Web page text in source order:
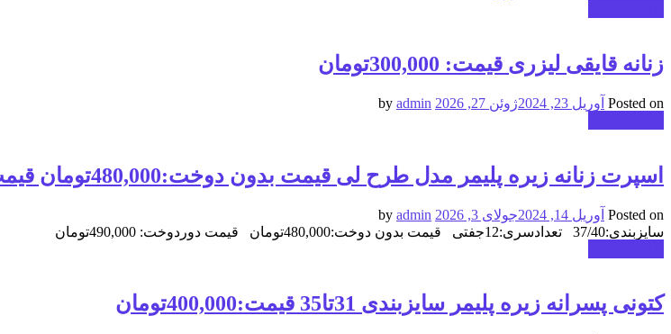
زنانه قایقی لیزری قیمت: 300,000تومان
Posted on آوریل 23, 2024 ژوئن 27, 2026
admin
اسپرت زنانه زیره پلیمر مدل طرح لی قیمت بدون دوخت:480,000تومان قیمت دوردوخت: 490,000تومان
Posted on آوریل 14, 2024 جولای 3, 2026
admin
سایزبندی:37/40 تعدادسری:12جفتی قیمت بدون دوخت:480,000تومان قیمت دوردوخت: 490,000تومان
کتونی پسرانه زیره پلیمر سایزبندی 31تا35 قیمت:400,000تومان